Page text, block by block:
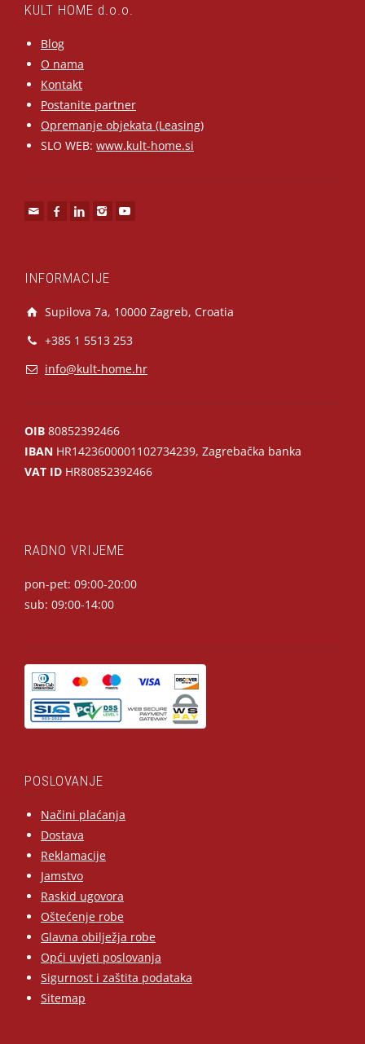
KULT HOME d.o.o.
Blog
O nama
Kontakt
Postanite partner
Opremanje objekata (Leasing)
SLO WEB: www.kult-home.si
INFORMACIJE
Supilova 7a, 10000 Zagreb, Croatia
+385 1 5513 253
info@kult-home.hr
OIB 80852392466
IBAN HR1423600001102734239, Zagrebačka banka
VAT ID HR80852392466
RADNO VRIJEME
pon-pet: 09:00-20:00
sub: 09:00-14:00
POSLOVANJE
Načini plaćanja
Dostava
Reklamacije
Jamstvo
Raskid ugovora
Oštećenje robe
Glavna obilježja robe
Opći uvjeti poslovanja
Sigurnost i zaštita podataka
Sitemap